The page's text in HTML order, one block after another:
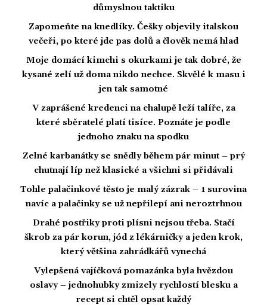
důmyslnou taktiku
Zapomeňte na knedlíky. Češky objevily italskou
večeři, po které jde pas dolů a člověk nemá hlad
Moje domácí kimchi s okurkami je tak dobré, že
kysané zelí už doma nikdo nechce. Skvělé k masu i
jen tak samotné
V zaprášené kredenci na chalupě leží talíře, za
které sběratelé platí tisíce. Poznáte je podle
jednoho znaku na spodku
Zelné karbanátky se snědly během pár minut – prý
chutnají líp než klasické a všichni si přidávali
Tohle palačinkové těsto je malý zázrak – 1 surovina
navíc a palačinky se už nepřilepí ani neroztrhnou
Drahé postřiky proti plísni nejsou třeba. Stačí
škrob za pár korun, jód z lékárničky a jeden krok,
který většina zahrádkářů vynechá
Vylepšená vajíčková pomazánka byla hvězdou
oslavy – jednohubky zmizely rychlostí blesku a
recept si chtěl opsat každý